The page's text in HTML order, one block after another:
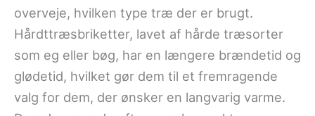
overveje, hvilken type træ der er brugt.
Hårdttræsbriketter, lavet af hårde træsorter
som eg eller bøg, har en længere brændetid og
glødetid, hvilket gør dem til et fremragende
valg for dem, der ønsker en langvarig varme.